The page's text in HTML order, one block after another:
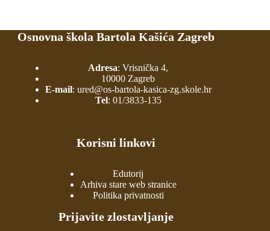
Osnovna škola Bartola Kašića Zagreb
Adresa: Vrisnička 4,
10000 Zagreb
E-mail: ured@os-bartola-kasica-zg.skole.hr
Tel: 01/3833-135
Korisni linkovi
Edutorij
Arhiva stare web stranice
Politika privatnosti
Prijavite zlostavljanje